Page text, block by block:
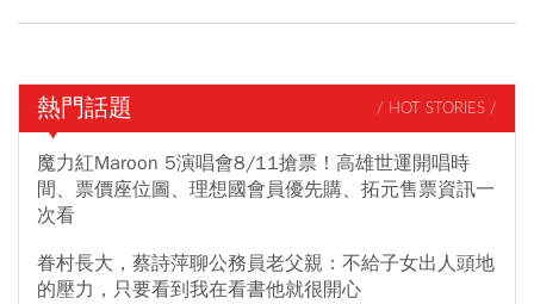
熱門話題 / HOT STORIES /
魔力紅Maroon 5演唱會8/11搶票！高雄世運開唱時
間、票價座位圖、理想國會員優先購、拓元售票資訊一
次看
眷村長大，蔡詩萍聊公務員老父親：不給子女出人頭地
的壓力，只要看到我在看書他就很開心